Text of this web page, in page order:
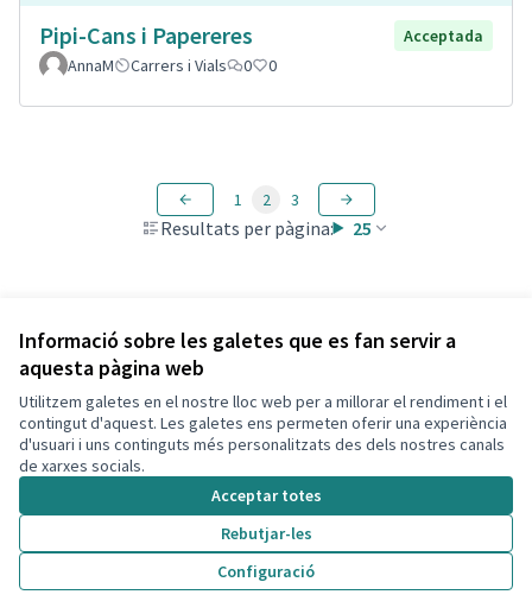
Informació sobre les galetes que es fan servir a
aquesta pàgina web
Utilitzem galetes en el nostre lloc web per a millorar el rendiment i el
contingut d'aquest. Les galetes ens permeten oferir una experiència
d'usuari i uns continguts més personalitzats des dels nostres canals
de xarxes socials.
Acceptar totes
Rebutjar-les
Configuració
Pipi-Cans i Papereres
Acceptada
AnnaM
Carrers i Vials 0 0
Resultats per pàgina: 25
1 2 3
Veure totes les propostes retirades
Termes i condicions d'ús
Configuració de les galetes
Decidim Calafell a X
(Enllaç extern)
Decidim Calafell a Facebook
Decidim Calafell a YouTube
Decidim Calafell a GitHub
(Enllaç extern)
Web creada ambprogramari lliure .
Amb
(Enllaç